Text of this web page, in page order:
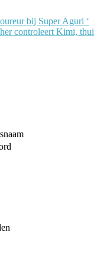
bij Super Aguri ‘
controleert Kimi,